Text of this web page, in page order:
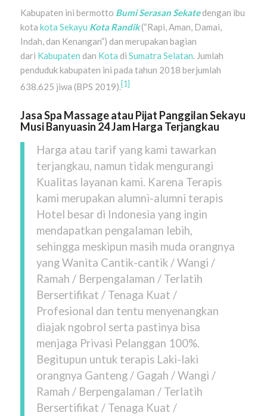
Kabupaten ini bermotto Bumi Serasan Sekatedengan ibu
kota kota Sekayu Kota Randik(“Rapi, Aman, Damai,
Indah, dan Kenangan”) dan merupakan bagian
dari Kabupaten dan Kota di Sumatra Selatan. Jumlah
penduduk kabupaten ini pada tahun 2018 berjumlah
638.625 jiwa (BPS 2019). [1]
Jasa Spa Massage atau Pijat PanggilanSekayu
Musi Banyuasin 24 Jam Harga Terjangkau
Harga atau tarif yang kami tawarkan
terjangkau, namun tidak mengurangi
Kualitas layanan kami. Karena Terapis
kami merupakan alumni-alumni terapis
Hotel besar di Indonesia yang ingin
mendapatkan pengalaman lebih,
sehingga meskipun masih muda orangnya
yang Wanita Cantik-cantik / Wangi /
Ramah / Berpengalaman / Terlatih
Bersertifikat / Tenaga Kuat /
Profesional dan tentu menyenangkan
diajak ngobrol serta pastinya bisa
menjaga Privasi Pelanggan 100%.
Begitupun untuk terapis Laki-laki
orangnya Ganteng / Gagah / Wangi /
Ramah / Berpengalaman / Terlatih
Bersertifikat / Tenaga Kuat /